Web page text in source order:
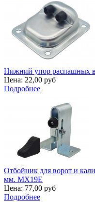
Нижний упор распашных
Цена: 22,00 руб
Подробнее
Отбойник для ворот и
мм. MX19E
Цена: 77,00 руб
Подробнее